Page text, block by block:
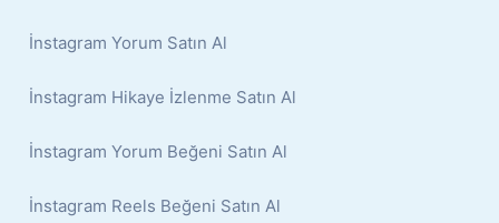
İnstagram Yorum Satın Al
İnstagram Hikaye İzlenme Satın Al
İnstagram Yorum Beğeni Satın Al
İnstagram Reels Beğeni Satın Al